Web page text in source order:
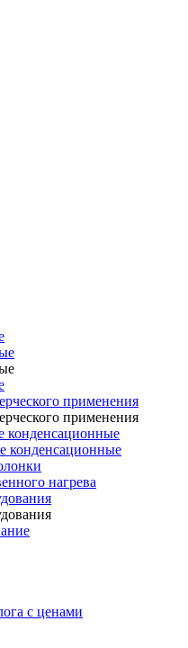
применения
применения
конденсационные
конденсационные
нагрева
с ценами